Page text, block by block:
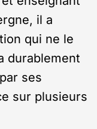
il a
qui ne le
durablement
ses
sur plusieurs